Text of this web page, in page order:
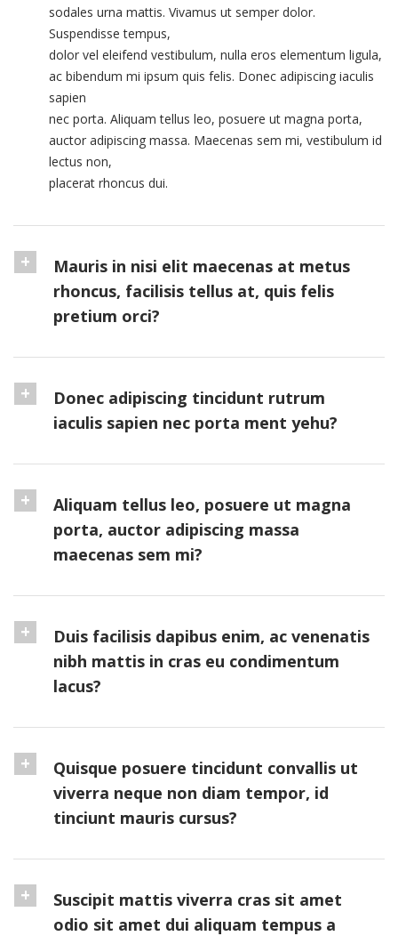
sodales urna mattis. Vivamus ut semper dolor.
Suspendisse tempus,
dolor vel eleifend vestibulum, nulla eros elementum ligula,
ac bibendum mi ipsum quis felis. Donec adipiscing iaculis
sapien
nec porta. Aliquam tellus leo, posuere ut magna porta,
auctor adipiscing massa. Maecenas sem mi, vestibulum id
lectus non,
placerat rhoncus dui.
Mauris in nisi elit maecenas at metus
rhoncus, facilisis tellus at, quis felis
pretium orci?
Donec adipiscing tincidunt rutrum
iaculis sapien nec porta ment yehu?
Aliquam tellus leo, posuere ut magna
porta, auctor adipiscing massa
maecenas sem mi?
Duis facilisis dapibus enim, ac venenatis
nibh mattis in cras eu condimentum
lacus?
Quisque posuere tincidunt convallis ut
viverra neque non diam tempor, id
tinciunt mauris cursus?
Suscipit mattis viverra cras sit amet
odio sit amet dui aliquam tempus a